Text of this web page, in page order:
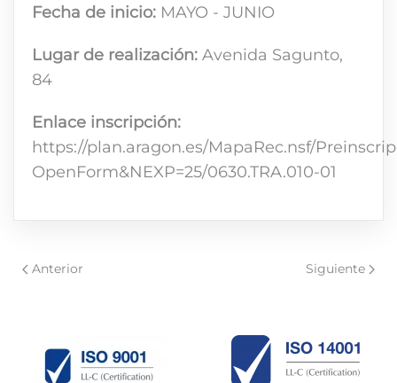
Fecha de inicio: MAYO - JUNIO
Lugar de realización: Avenida Sagunto,
84
Enlace inscripción:
https://plan.aragon.es/MapaRec.nsf/
OpenForm&NEXP=25/0630.TRA.010-01
Anterior Siguiente